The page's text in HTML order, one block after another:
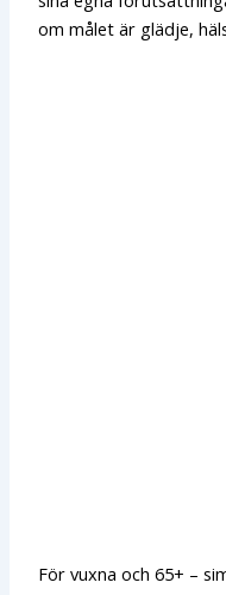
om målet är glädje,
För vuxna och 65+ –